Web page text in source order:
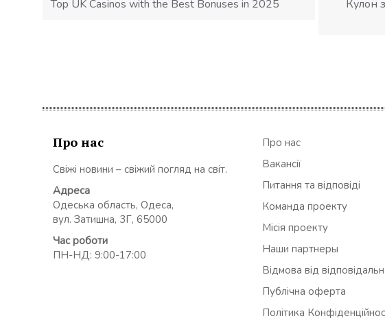
Top UK Casinos with the Best Bonuses in 2025
Кулон
Про нас
Свіжі новини – свіжий погляд на світ.
Адреса
Одеська область, Одеса,
вул. Затишна, 3Г, 65000
Час роботи
ПН-НД: 9:00-17:00
Про нас
Вакансії
Питання та відповіді
Команда проекту
Місія проекту
Наши партнеры
Відмова від
Публічна оферта
Політика